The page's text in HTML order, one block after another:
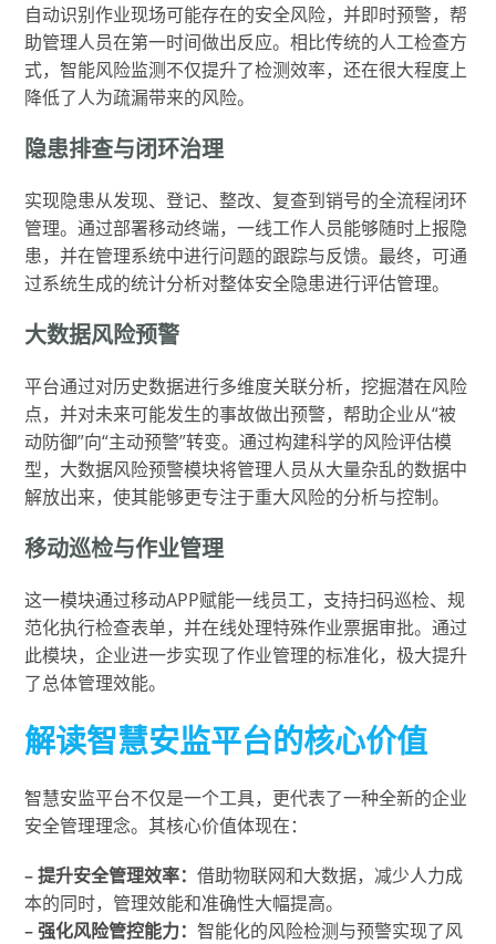
自动识别作业现场可能存在的安全风险，并即时预警，帮
助管理人员在第一时间做出反应。相比传统的人工检查方
式，智能风险监测不仅提升了检测效率，还在很大程度上
降低了人为疏漏带来的风险。
隐患排查与闭环治理
实现隐患从发现、登记、整改、复查到销号的全流程闭环
管理。通过部署移动终端，一线工作人员能够随时上报隐
患，并在管理系统中进行问题的跟踪与反馈。最终，可通
过系统生成的统计分析对整体安全隐患进行评估管理。
大数据风险预警
平台通过对历史数据进行多维度关联分析，挖掘潜在风险
点，并对未来可能发生的事故做出预警，帮助企业从“被
动防御”向“主动预警”转变。通过构建科学的风险评估模
型，大数据风险预警模块将管理人员从大量杂乱的数据中
解放出来，使其能够更专注于重大风险的分析与控制。
移动巡检与作业管理
这一模块通过移动APP赋能一线员工，支持扫码巡检、规
范化执行检查表单，并在线处理特殊作业票据审批。通过
此模块，企业进一步实现了作业管理的标准化，极大提升
了总体管理效能。
解读智慧安监平台的核心价值
智慧安监平台不仅是一个工具，更代表了一种全新的企业
安全管理理念。其核心价值体现在：
– 提升安全管理效率：借助物联网和大数据，减少人力成
本的同时，管理效能和准确性大幅提高。
– 强化风险管控能力：智能化的风险检测与预警实现了风